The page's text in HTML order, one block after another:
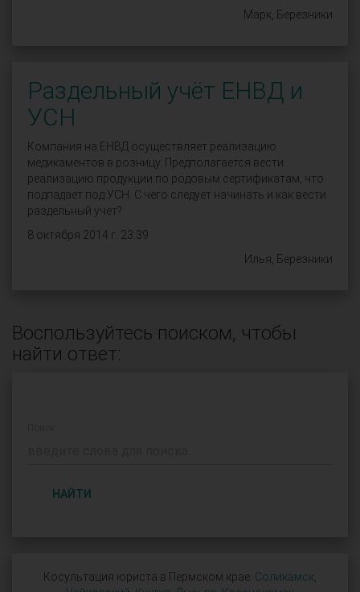
Марк, Березники
Раздельный учёт ЕНВД и
УСН
Компания на ЕНВД осуществляет реализацию
медикаментов в розницу. Предполагается вести
реализацию продукции по родовым сертификатам, что
подпадает под УСН. С чего следует начинать и как вести
раздельный учёт?
8 октября 2014 г. 23:39
Илья, Березники
Воспользуйтесь поиском, чтобы
найти ответ:
НАЙТИ
Косультация юриста в Пермском крае: Соликамск